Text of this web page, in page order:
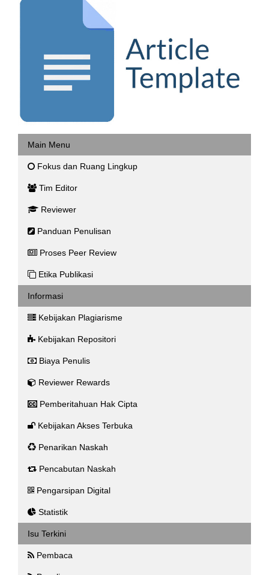
Main Menu
Fokus dan Ruang Lingkup
Tim Editor
Reviewer
Panduan Penulisan
Proses Peer Review
Etika Publikasi
Informasi
Kebijakan Plagiarisme
Kebijakan Repositori
Biaya Penulis
Reviewer Rewards
Pemberitahuan Hak Cipta
Kebijakan Akses Terbuka
Penarikan Naskah
Pencabutan Naskah
Pengarsipan Digital
Statistik
Isu Terkini
Pembaca